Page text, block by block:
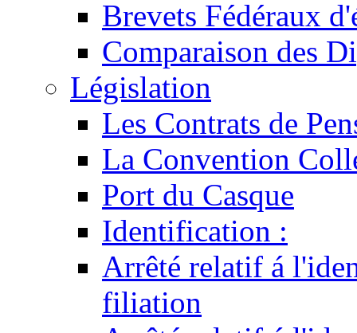
Brevets Fédéraux
Comparaison des
Législation
Les Contrats de
La Convention
Port du Casque
Identification :
Arrêté relatif á
filiation